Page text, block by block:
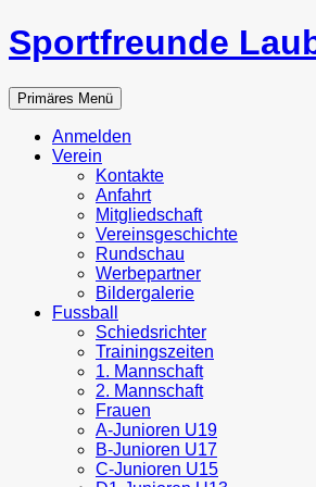
Zum
Inhalt
Sportfreunde
Suchen
Primäres Menü
Anmelden
Verein
Kontakte
Anfahrt
Mitgliedschaft
Vereinsgeschichte
Rundschau
Werbepartner
Bildergalerie
Fussball
Schiedsrichter
Trainingszeiten
1. Mannschaft
2. Mannschaft
Frauen
A-Junioren U19
B-Junioren U17
C-Junioren U15